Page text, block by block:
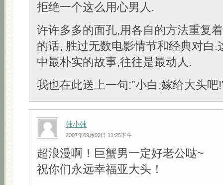
拒绝一个这么用心男人.
许许多多的面孔,用各自的方法重复
的话, 胜过无数电影情节和经典对白.
中最朴实的故事,往往是最动人.
我也在此送上一句:”小白,嫁给大头
韩小韩
2007年09月02日 11:25下午
超浪漫啊！巨蟹男一定好老公哒~
祝你们永远幸福亚大头！